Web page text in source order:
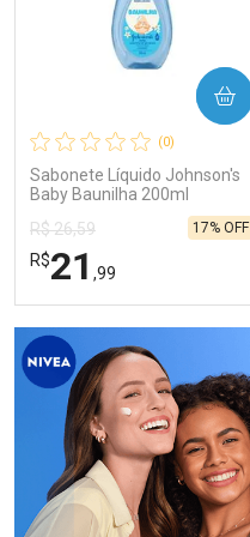
(0)
Sabonete Líquido Johnson's
Baby Baunilha 200ml
R$ 26,59
R$21 ,99
17% OFF
COMPRAR
Laboratório
Por Menos